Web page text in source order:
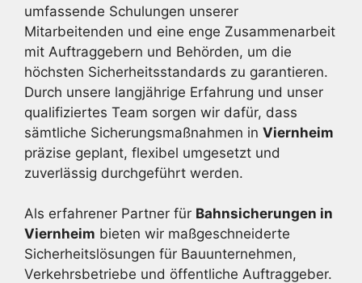
umfassende Schulungen unserer
Mitarbeitenden und eine enge Zusammenarbeit
mit Auftraggebern und Behörden, um die
höchsten Sicherheitsstandards zu garantieren.
Durch unsere langjährige Erfahrung und unser
qualifiziertes Team sorgen wir dafür, dass
sämtliche Sicherungsmaßnahmen in Viernheim
präzise geplant, flexibel umgesetzt und
zuverlässig durchgeführt werden.
Als erfahrener Partner für Bahnsicherungen in
Viernheim bieten wir maßgeschneiderte
Sicherheitslösungen für Bauunternehmen,
Verkehrsbetriebe und öffentliche Auftraggeber.